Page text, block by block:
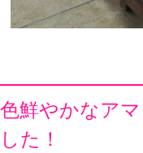
色鮮やかなア
した！